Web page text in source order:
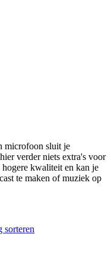
microfoon sluit je
verder niets extra's voor
kwaliteit en kan je
te maken of muziek op
sorteren